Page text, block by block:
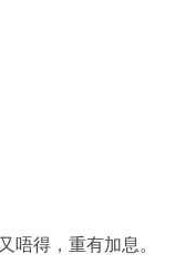
唔得，重有加息。